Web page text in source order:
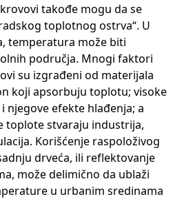
takođe mogu da se
toplotnog ostrva“. U
temperatura može biti
područja. Mnogi faktori
su izgrađeni od materijala
koji apsorbuju toplotu; visoke
njegove efekte hlađenja; a
toplote stvaraju industrija,
Korišćenje raspoloživog
drveća, ili reflektovanje
može delimično da ublaži
u urbanim sredinama